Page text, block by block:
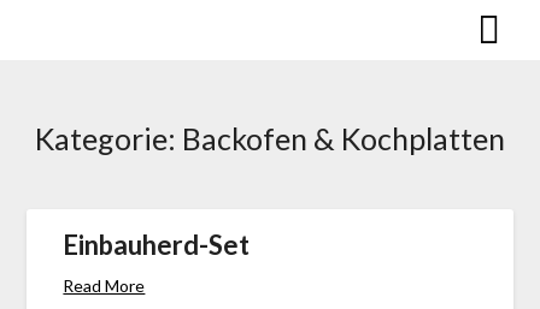
Kategorie: Bac­k­ofen & Koch­platten
Einbauherd-Set
Read More